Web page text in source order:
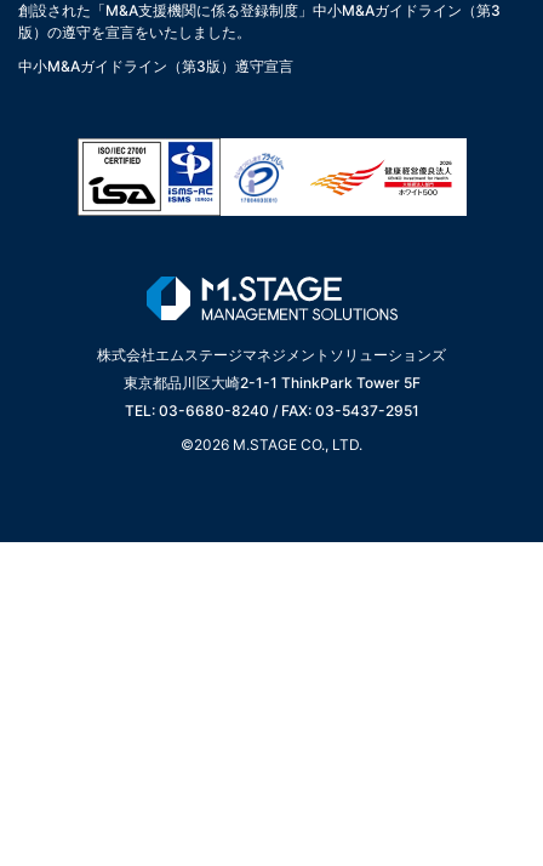
創設された「M&A支援機関に係る登録制度」中小M&Aガイドライン（第3
版）の遵守を宣言をいたしました。
中小M&Aガイドライン（第3版）遵守宣言
株式会社エムステージマネジメントソリューションズ
東京都品川区大崎2-1-1 ThinkPark Tower 5F
TEL: 03-6680-8240 / FAX: 03-5437-2951
©2026 M.STAGE CO., LTD.